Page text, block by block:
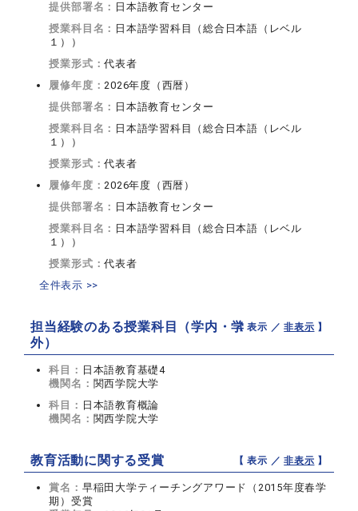
提供部署名： 日本語教育センター
授業科目名： 日本語学習科目（総合日本語（レベル
１））
授業形式：代表者
履修年度：2026年度（西暦）
提供部署名： 日本語教育センター
授業科目名： 日本語学習科目（総合日本語（レベル
１））
授業形式：代表者
履修年度：2026年度（西暦）
提供部署名： 日本語教育センター
授業科目名： 日本語学習科目（総合日本語（レベル
１））
授業形式：代表者
全件表示 >>
担当経験のある授業科目（学内・学
外）
【 表示 ／非表示 】
科目： 日本語教育基礎4
機関名： 関西学院大学
科目： 日本語教育概論
機関名： 関西学院大学
教育活動に関する受賞 【 表示 ／非表示 】
賞名： 早稲田大学ティーチングアワード（2015年度春学
期）受賞